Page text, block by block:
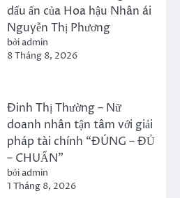
dấu ấn của Hoa hậu Nhân ái
Nguyễn Thị Phương
bởi admin
8 Tháng 8, 2026
Đinh Thị Thường – Nữ
doanh nhân tận tâm với giải
pháp tài chính “ĐÚNG – ĐỦ
– CHUẨN”
bởi admin
1 Tháng 8, 2026